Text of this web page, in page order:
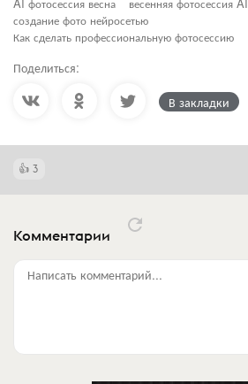
AI фотосессия весна
весенняя фотосессия AI
создание фото нейросетью
Как сделать профессиональную фотосессию
Поделиться:
В закладки
3
Комментарии
Написать комментарий...